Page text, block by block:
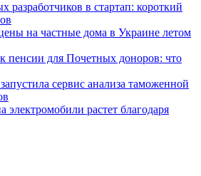
разработчиков в стартап: короткий
на частные дома в Украине летом
пенсии для Почетных доноров: что
сервис анализа таможенной
электромобили растет благодаря